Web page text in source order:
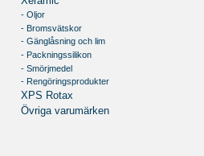
- Oljor
- Bromsvätskor
- Gänglåsning och lim
- Packningssilikon
- Smörjmedel
- Rengöringsprodukter
XPS Rotax
Övriga varumärken